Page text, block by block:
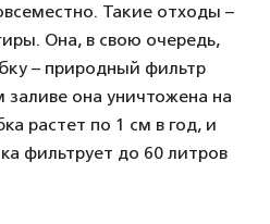
Такие отходы –
Она, в свою очередь,
– природный фильтр
она уничтожена на
растет по 1 см в год, и
фильтрует до 60 литров